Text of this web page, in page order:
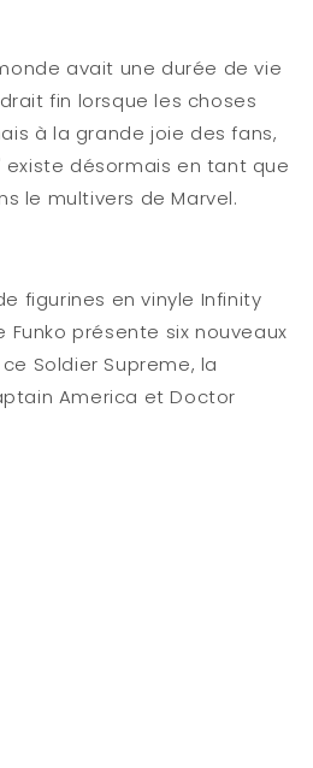
avait une durée de vie
fin lorsque les choses
à la grande joie des fans,
existe désormais en tant que
le multivers de Marvel.
figurines en vinyle Infinity
Funko présente six nouveaux
Soldier Supreme, la
America et Doctor